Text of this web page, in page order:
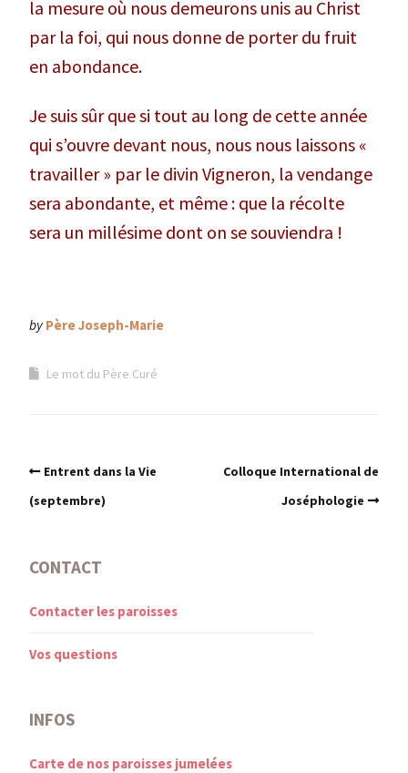
la mesure où nous demeurons unis au Christ
par la foi, qui nous donne de porter du fruit
en abondance.
Je suis sûr que si tout au long de cette année
qui s’ouvre devant nous, nous nous laissons «
travailler » par le divin Vigneron, la vendange
sera abondante, et même : que la récolte
sera un millésime dont on se souviendra !
by Père Joseph-Marie
Le mot du Père Curé
Entrent dans la Vie
(septembre)
Colloque International de
Joséphologie
CONTACT
Contacter les paroisses
Vos questions
INFOS
Carte de nos paroisses jumelées